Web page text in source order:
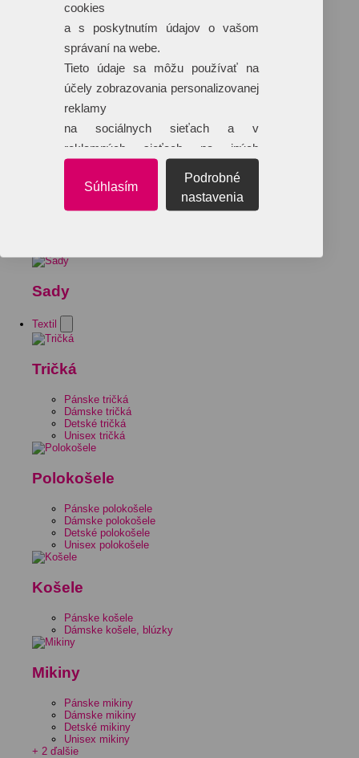
Sady
Textil
Tričká
Pánske tričká
Dámske tričká
Detské tričká
Unisex tričká
Polokošele
Pánske polokošele
Dámske polokošele
Detské polokošele
Unisex polokošele
Košele
Pánske košele
Dámske košele, blúzky
Mikiny
Pánske mikiny
Dámske mikiny
Detské mikiny
Unisex mikiny
+ 2 ďalšie
cookies
a s poskytnutím údajov o vašom
správaní na webe.
Tieto údaje sa môžu používať na
účely zobrazovania personalizovanej
reklamy
na sociálnych sieťach a v
reklamných sieťach na iných
Súhlasím
Podrobné
nastavenia